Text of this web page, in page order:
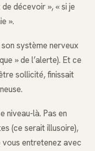
décevoir », « si je
».
système nerveux
» de l’alerte). Et ce
sollicité, finissait
niveau-là. Pas en
(ce serait illusoire),
vous entretenez avec